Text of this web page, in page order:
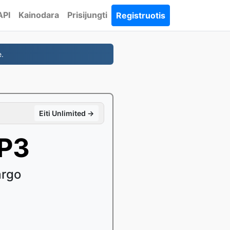
Kainodara Prisijungti Registruotis
Eiti Unlimited →